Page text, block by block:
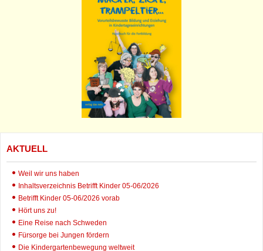
AKTUELL
Weil wir uns haben
Inhaltsverzeichnis Betrifft Kinder 05-06/2026
Betrifft Kinder 05-06/2026 vorab
Hört uns zu!
Eine Reise nach Schweden
Fürsorge bei Jungen fördern
Die Kindergartenbewegung weltweit